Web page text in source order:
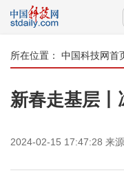
所在位置： 中国科技网首
新春走基层
2024-02-15 17:47:28 来